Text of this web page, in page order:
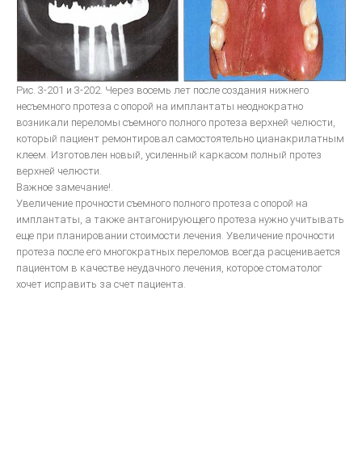
Рис. 3-201 и 3-202. Через восемь лет после создания нижнего
несъемного протеза с опорой на имплантаты неоднократно
возникали переломы съемного полного протеза верхней челюсти,
который пациент ремонтировал самостоятельно цианакрилатным
клеем. Изготовлен новый, усиленный каркасом полный протез
верхней челюсти.
Важное замечание!.
Увеличение прочности съемного полного протеза с опорой на
имплантаты, а также антагонирующего протеза нужно учитывать
еще при планировании стоимости лечения. Увеличение прочности
протеза после его многократных переломов всегда расценивается
пациентом в качестве неудачного лечения, которое стоматолог
хочет исправить за счет пациента.